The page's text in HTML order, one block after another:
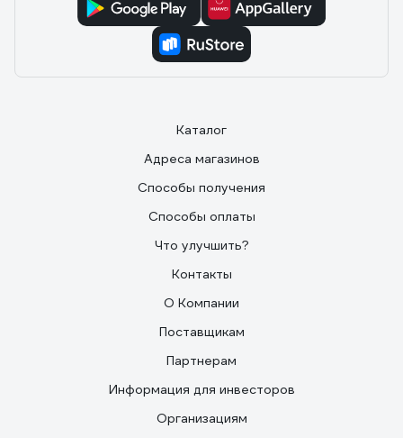
Каталог
Адреса магазинов
Способы получения
Способы оплаты
Что улучшить?
Контакты
О Компании
Поставщикам
Партнерам
Информация для инвесторов
Организациям